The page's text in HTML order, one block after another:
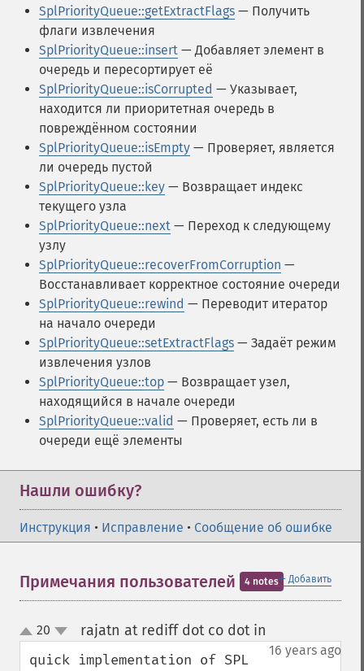
SplPriorityQueue::getExtractFlags — Получить
флаги извлечения
SplPriorityQueue::insert — Добавляет элемент в
очередь и пересортирует её
SplPriorityQueue::isCorrupted — Указывает,
находится ли приоритетная очередь в
повреждённом состоянии
SplPriorityQueue::isEmpty — Проверяет, является
ли очередь пустой
SplPriorityQueue::key — Возвращает индекс
текущего узла
SplPriorityQueue::next — Переход к следующему
узлу
SplPriorityQueue::recoverFromCorruption —
Восстанавливает корректное состояние очереди
SplPriorityQueue::rewind — Переводит итератор
на начало очереди
SplPriorityQueue::setExtractFlags — Задаёт режим
извлечения узлов
SplPriorityQueue::top — Возвращает узел,
находящийся в начале очереди
SplPriorityQueue::valid — Проверяет, есть ли в
очереди ещё элементы
Нашли ошибку?
Инструкция • Исправление • Сообщение об ошибке
＋ Добавить
Примечания пользователей 4 notes
up
down
20 rajatn at rediff dot co dot in
16 years ago
quick implementation of SPL